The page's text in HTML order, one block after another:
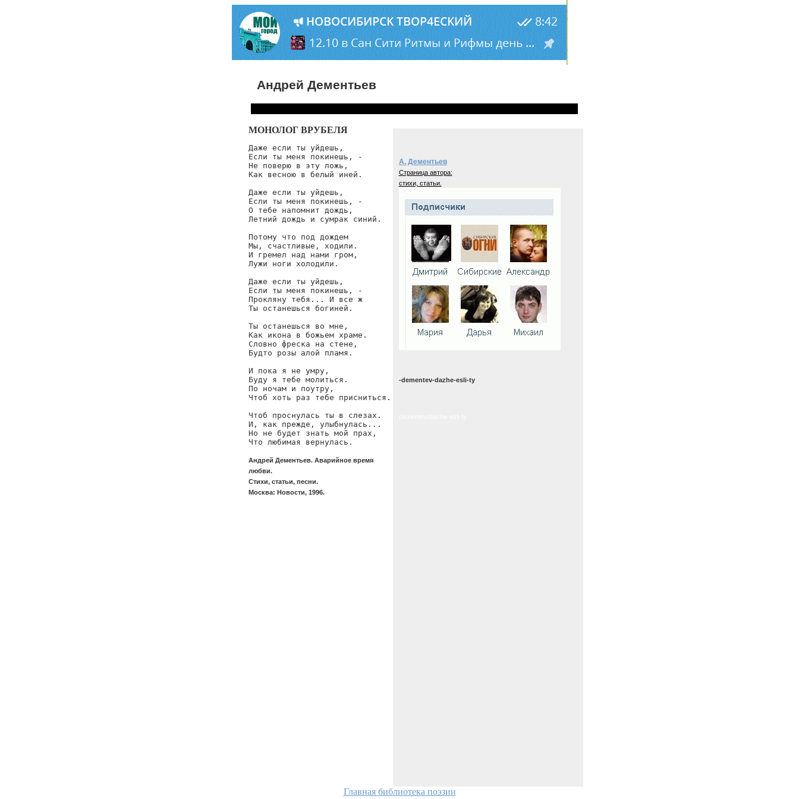
Андрей Дементьев
МОНОЛОГ ВРУБЕЛЯ
Даже если ты уйдешь,
Если ты меня покинешь, -
Не поверю в эту ложь,
Как весною в белый иней.
Даже если ты уйдешь,
Если ты меня покинешь, -
О тебе напомнит дождь,
Летний дождь и сумрак синий.
Потому что под дождем
Мы, счастливые, ходили.
И гремел над нами гром,
Лужи ноги холодили.
Даже если ты уйдешь,
Если ты меня покинешь, -
Прокляну тебя... И все ж
Ты останешься богиней.
Ты останешься во мне,
Как икона в божьем храме.
Словно фреска на стене,
Будто розы алой пламя.
И пока я не умру,
Буду я тебе молиться.
По ночам и поутру,
Чтоб хоть раз тебе присниться.
Чтоб проснулась ты в слезах.
И, как прежде, улыбнулась...
Но не будет знать мой прах,
Что любимая вернулась.
Андрей Дементьев. Аварийное время
любви.
Стихи, статьи, песни.
Москва: Новости, 1996.
А. Дементьев
Страница автора:
стихи, статьи.
-dementev-dazhe-esli-ty
Главная библиотека поэзии